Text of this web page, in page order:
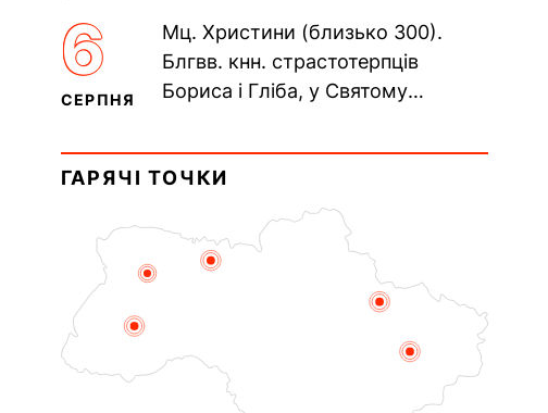
Пам’ять V Вселенського...
6
СЕРПНЯ
Мц. Христини (близько 300).
Блгвв. кнн. страстотерпців
Бориса і Гліба, у Святому
Прп. Полікарпа, архімандрита...
ГАРЯЧІ ТОЧКИ